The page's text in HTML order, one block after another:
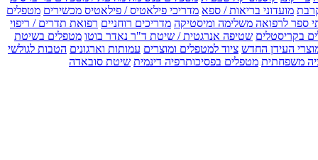
מועדוני בריאות / ספא מדריכי פילאטיס / פילאטיס מכשירים מטפלים
ספר לרפואה משלימה ומיסטיקה מדריכים רוחניים רפואת תדרים / ריפוי
בקריסטלים שטיפה אנרגטית / שיטת ד"ר נאדר בוטו מטפלים בשיטת
העידן החדש ציוד למטפלים ומוצרים עמותות וארגונים הטבות לגולשי
משפחתית מטפלים בפסיכותרפיה דינמית שיטת סובאדה